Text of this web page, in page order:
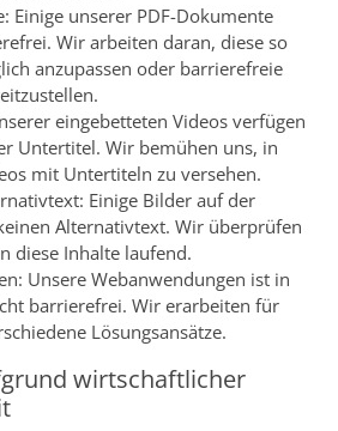
Einige unserer PDF-Dokumente
Wir arbeiten daran, diese so
anzupassen oder barrierefreie
eingebetteten Videos verfügen
Untertitel. Wir bemühen uns, in
mit Untertiteln zu versehen.
Einige Bilder auf der
Alternativtext. Wir überprüfen
diese Inhalte laufend.
Unsere Webanwendungen ist in
barrierefrei. Wir erarbeiten für
Lösungsansätze.
wirtschaftlicher